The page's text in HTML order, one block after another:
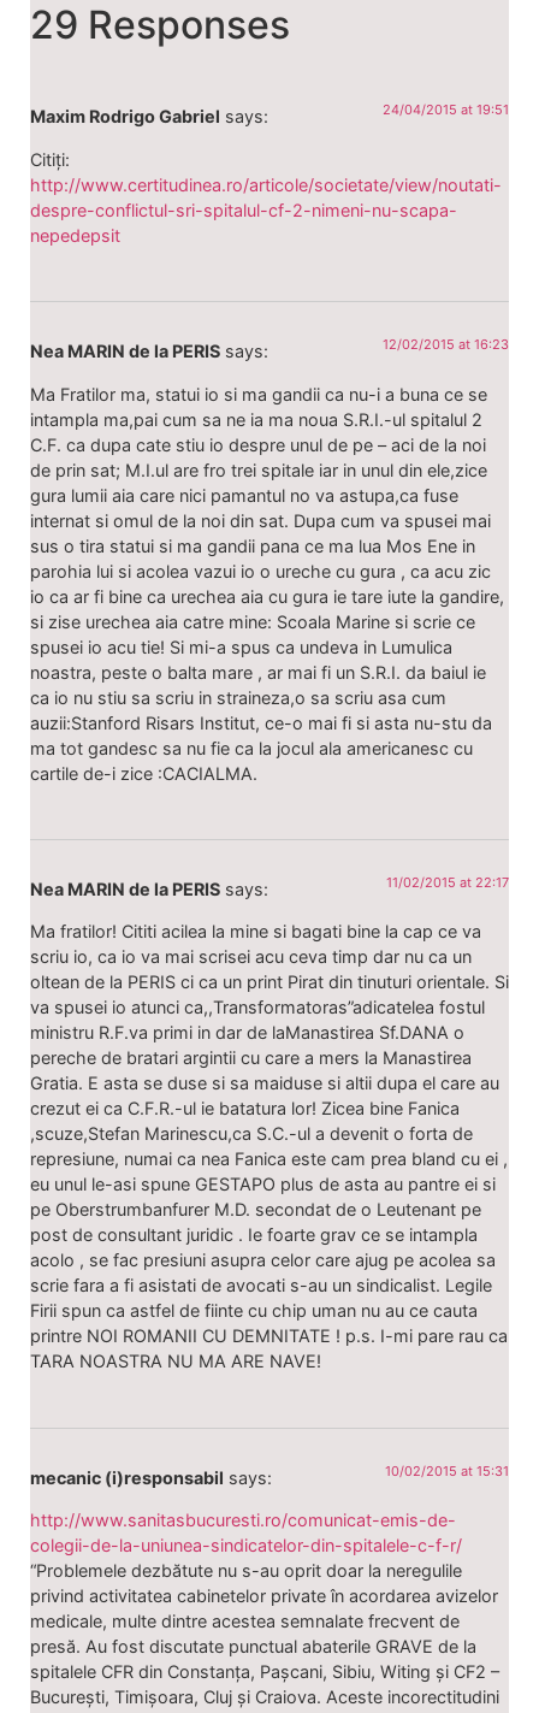
29 Responses
Maxim Rodrigo Gabriel says: 24/04/2015 at 19:51
Citiți:
http://www.certitudinea.ro/articole/societate/view/noutati-
despre-conflictul-sri-spitalul-cf-2-nimeni-nu-scapa-
nepedepsit
Nea MARIN de la PERIS says: 12/02/2015 at 16:23
Ma Fratilor ma, statui io si ma gandii ca nu-i a buna ce se
intampla ma,pai cum sa ne ia ma noua S.R.I.-ul spitalul 2
C.F. ca dupa cate stiu io despre unul de pe – aci de la noi
de prin sat; M.I.ul are fro trei spitale iar in unul din ele,zice
gura lumii aia care nici pamantul no va astupa,ca fuse
internat si omul de la noi din sat. Dupa cum va spusei mai
sus o tira statui si ma gandii pana ce ma lua Mos Ene in
parohia lui si acolea vazui io o ureche cu gura , ca acu zic
io ca ar fi bine ca urechea aia cu gura ie tare iute la gandire,
si zise urechea aia catre mine: Scoala Marine si scrie ce
spusei io acu tie! Si mi-a spus ca undeva in Lumulica
noastra, peste o balta mare , ar mai fi un S.R.I. da baiul ie
ca io nu stiu sa scriu in straineza,o sa scriu asa cum
auzii:Stanford Risars Institut, ce-o mai fi si asta nu-stu da
ma tot gandesc sa nu fie ca la jocul ala americanesc cu
cartile de-i zice :CACIALMA.
Nea MARIN de la PERIS says: 11/02/2015 at 22:17
Ma fratilor! Cititi acilea la mine si bagati bine la cap ce va
scriu io, ca io va mai scrisei acu ceva timp dar nu ca un
oltean de la PERIS ci ca un print Pirat din tinuturi orientale. Si
va spusei io atunci ca,,Transformatoras”adicatelea fostul
ministru R.F.va primi in dar de laManastirea Sf.DANA o
pereche de bratari argintii cu care a mers la Manastirea
Gratia. E asta se duse si sa maiduse si altii dupa el care au
crezut ei ca C.F.R.-ul ie batatura lor! Zicea bine Fanica
,scuze,Stefan Marinescu,ca S.C.-ul a devenit o forta de
represiune, numai ca nea Fanica este cam prea bland cu ei ,
eu unul le-asi spune GESTAPO plus de asta au pantre ei si
pe Oberstrumbanfurer M.D. secondat de o Leutenant pe
post de consultant juridic . Ie foarte grav ce se intampla
acolo , se fac presiuni asupra celor care ajug pe acolea sa
scrie fara a fi asistati de avocati s-au un sindicalist. Legile
Firii spun ca astfel de fiinte cu chip uman nu au ce cauta
printre NOI ROMANII CU DEMNITATE ! p.s. I-mi pare rau ca
TARA NOASTRA NU MA ARE NAVE!
mecanic (i)responsabil says: 10/02/2015 at 15:31
http://www.sanitasbucuresti.ro/comunicat-emis-de-
colegii-de-la-uniunea-sindicatelor-din-spitalele-c-f-r/
“Problemele dezbătute nu s-au oprit doar la neregulile
privind activitatea cabinetelor private în acordarea avizelor
medicale, multe dintre acestea semnalate frecvent de
presă. Au fost discutate punctual abaterile GRAVE de la
spitalele CFR din Constanța, Pașcani, Sibiu, Witing și CF2 –
București, Timișoara, Cluj și Craiova. Aceste incorectitudini